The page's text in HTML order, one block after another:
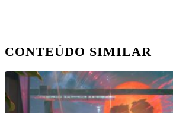
CONTEÚDO SIMILAR